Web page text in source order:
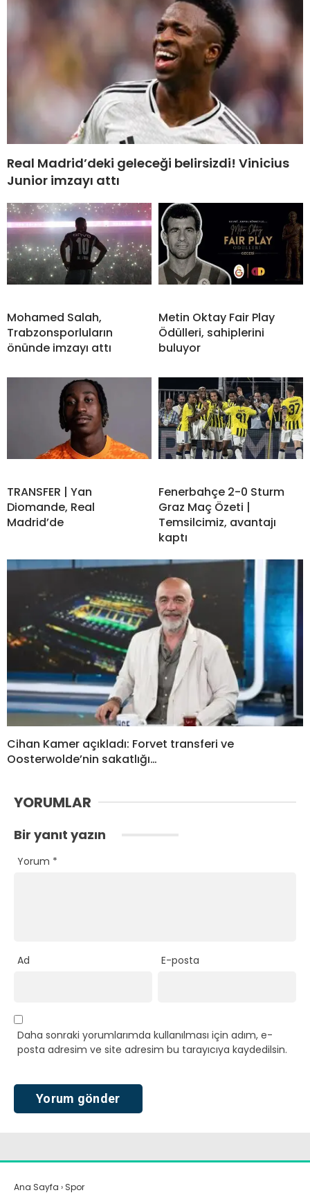
Real Madrid’deki geleceği belirsizdi! Vinicius
Junior imzayı attı
Mohamed Salah,
Trabzonsporluların
önünde imzayı attı
Metin Oktay Fair Play
Ödülleri, sahiplerini
buluyor
TRANSFER | Yan
Diomande, Real
Madrid’de
Fenerbahçe 2-0 Sturm
Graz Maç Özeti |
Temsilcimiz, avantajı
kaptı
Cihan Kamer açıkladı: Forvet transferi ve
Oosterwolde’nin sakatlığı…
YORUMLAR
Bir yanıt yazın
Yorum *
Ad E-posta
Daha sonraki yorumlarımda kullanılması için adım, e-
posta adresim ve site adresim bu tarayıcıya kaydedilsin.
Ana Sayfa › Spor